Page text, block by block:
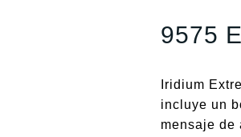
9575
Iridium
incluye un
mensaje de